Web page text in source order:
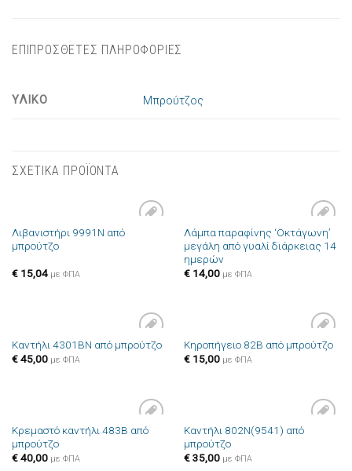
ΕΠΙΠΡΟΣΘΕΤΕΣ ΠΛΗΡΟΦΟΡΙΕΣ
ΥΛΙΚΟ Μπρούτζος
ΣΧΕΤΙΚΑ ΠΡΟΪΟΝΤΑ
Πρόσθήκη
Λιβανιστήρι 9991N από
μπρούτζο
€15,04 με ΦΠΑ
Πρόσθήκη
στην λίστα
Λάμπα παραφίνης ‘Οκτάγωνη’
μεγάλη από γυαλί διάρκειας 14
ημερών
€14,00 με ΦΠΑ
Πρόσθήκη
Καντήλι 4301ΒN από μπρούτζο
€45,00 με ΦΠΑ
Πρόσθήκη
Κηροπήγειο 82B από μπρούτζο
€15,00 με ΦΠΑ
Πρόσθήκη
Κρεμαστό καντήλι 483B από
μπρούτζο
€40,00 με ΦΠΑ
Πρόσθήκη
Καντήλι 802N(9541) από
μπρούτζο
€35,00 με ΦΠΑ